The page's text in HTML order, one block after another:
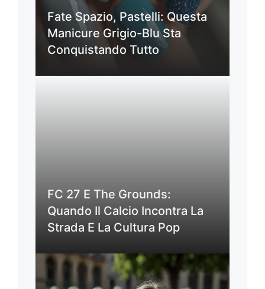
Fate Spazio, Pastelli: Questa
Manicure Grigio-Blu Sta
Conquistando Tutto
FC 27 E The Grounds:
Quando Il Calcio Incontra La
Strada E La Cultura Pop